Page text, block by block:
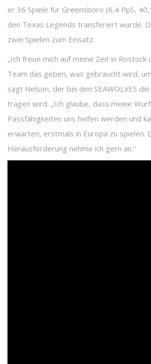
er 36 Spiele für Greensboro (6,4 PpS,
den Texas Legends transferiert wurde.
zwei Spielen zum Einsatz.
„Ich freue mich auf meine Zeit in Rostock
Team das geben, was gebraucht wird,
sagt Nelson, der bei den SEAWOLVES
tragen wird. „Ich glaube, dass meine
Passfähigkeiten uns helfen werden und
erwarten, erstmals in Europa zu spielen.
Herausforderung nehme ich gern an.“